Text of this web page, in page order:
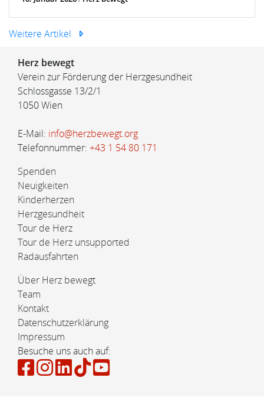
Weitere Artikel
Herz bewegt
Verein zur Förderung der Herzgesundheit
Schlossgasse 13/2/1
1050 Wien
E-Mail: info@herzbewegt.org
Telefonnummer: +43 1 54 80 171
Spenden
Neuigkeiten
Kinderherzen
Herzgesundheit
Tour de Herz
Tour de Herz unsupported
Radausfahrten
Über Herz bewegt
Team
Kontakt
Datenschutzerklärung
Impressum
Besuche uns auch auf: